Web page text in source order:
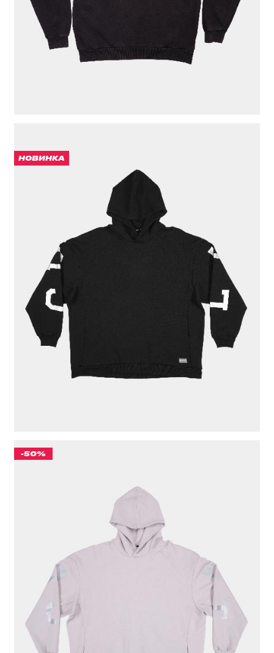
РАЗМЕР ОДЕЖДЫ / ИЗДЕЛИЯ
44(S)
46(M) 48(L) 50(XL) 52(XXL)
НОВИНКА
КОСТЮМ "CULT" ONE SIZE ЧЕРНЫЙ, УТЕПЛЕННЫЙ
РАЗМЕР ОДЕЖДЫ / ИЗДЕЛИЯ
ONE SIZE
-50%
КОСТЮМ "CULT" ONE SIZE СВ.СЕРЫЙ